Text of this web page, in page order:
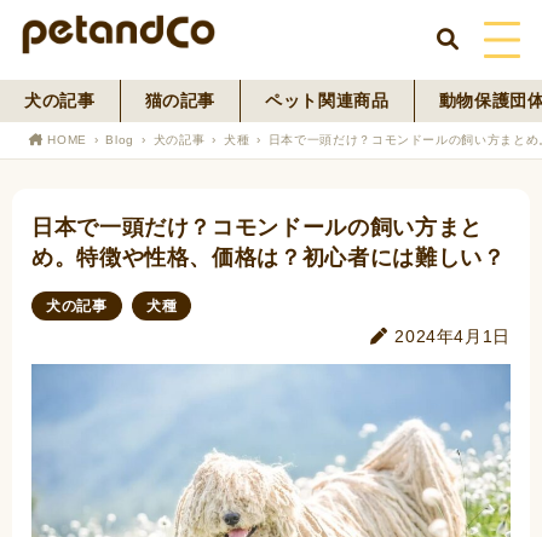
HOME
News
犬の記事 猫の記事 ペット関連商品 動物保護団
HOME Blog 犬の記事 犬種 日本で一頭だけ？コモンドールの飼い方まと
日本で一頭だけ？コモンドールの飼い方まと
め。特徴や性格、価格は？初心者には難しい？
犬の記事 犬種
2024年4月1日